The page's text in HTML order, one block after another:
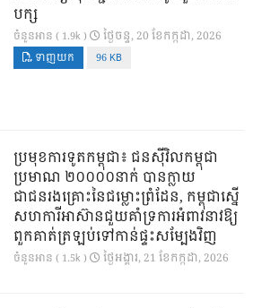
បក្ស
ចំនួនអាន ( 1.9k ) ថ្ងៃ​ចន្ទ, 20 ខែ​កក្កដា, 2026
ទាញយក 96 KB
ប្រមុខការទូតកម្ពុជា៖ ជនស៊ីវិលកម្ពុជា
ប្រមាណ ២០០០០នាក់ បានក្លាយ
ជាជនរងគ្រោះនៃជម្លោះព្រំដែន, កម្ពុជាស្នើ
សហការីអាស៊ានជួយគាំទ្រការអំពាវនាវឱ្យ
ពួកគាត់ត្រឡប់ទៅកាន់ផ្ទះសម្បែងវិញ
ចំនួនអាន ( 1.5k ) ថ្ងៃ​អង្គារ, 21 ខែ​កក្កដា, 2026